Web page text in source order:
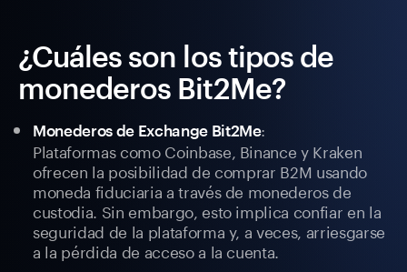
¿Cuáles son los tipos de
monederos Bit2Me?
Monederos de Exchange Bit2Me:
Plataformas como Coinbase, Binance y Kraken
ofrecen la posibilidad de comprar B2M usando
moneda fiduciaria a través de monederos de
custodia. Sin embargo, esto implica confiar en la
seguridad de la plataforma y, a veces, arriesgarse
a la pérdida de acceso a la cuenta.